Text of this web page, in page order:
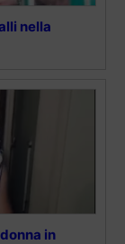
nella
in